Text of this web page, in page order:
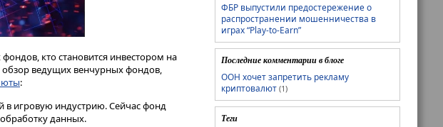
кто становится инвестором на
обзор ведущих венчурных фондов,
:
в игровую индустрию. Сейчас фонд
данных.
ФБР выпустили предостережение о
распространении мошенничества в
играх “Play-to-Earn”
Последние комментарии в блоге
ООН хочет запретить рекламу
криптовалют (1)
Теги